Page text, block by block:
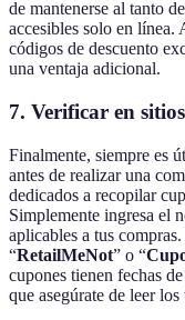
de mantenerse al tanto
accesibles solo en
códigos de descuento
una ventaja adicional.
7. Verificar en
Finalmente, siempre es
antes de realizar una
dedicados a recopilar
Simplemente ingresa el
aplicables a tus
“RetailMeNot” o “
cupones tienen fechas
que asegúrate de leer